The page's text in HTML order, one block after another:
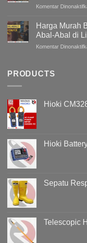
Komentar
Harga Murah
Abal-Abal di
Komentar
PRODUCTS
Hioki
Hioki
Sepatu
Telescopic